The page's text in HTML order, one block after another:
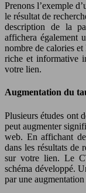
Prenons l’exemple
le résultat de
description de la
affichera également
nombre de calories
riche et informative
votre lien.
Augmentation du
Plusieurs études ont
peut augmenter
web. En affichant
dans les résultats de
sur votre lien. Le
schéma développé.
par une